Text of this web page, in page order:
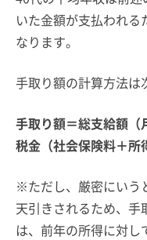
いた金額が支払われる
なります。
手取り額の計算方法は
手取り額＝総支給額
税金（社会保険料＋所
※ただし、厳密にいう
天引きされるため、
は、前年の所得に対し